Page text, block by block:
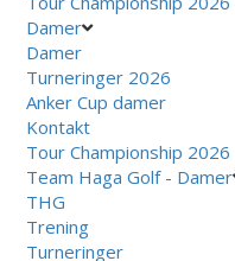
Damer
Damer
Turneringer 2026
Anker Cup damer
Kontakt
Tour Championship 2026
Team Haga Golf - Damer
THG
Trening
Turneringer